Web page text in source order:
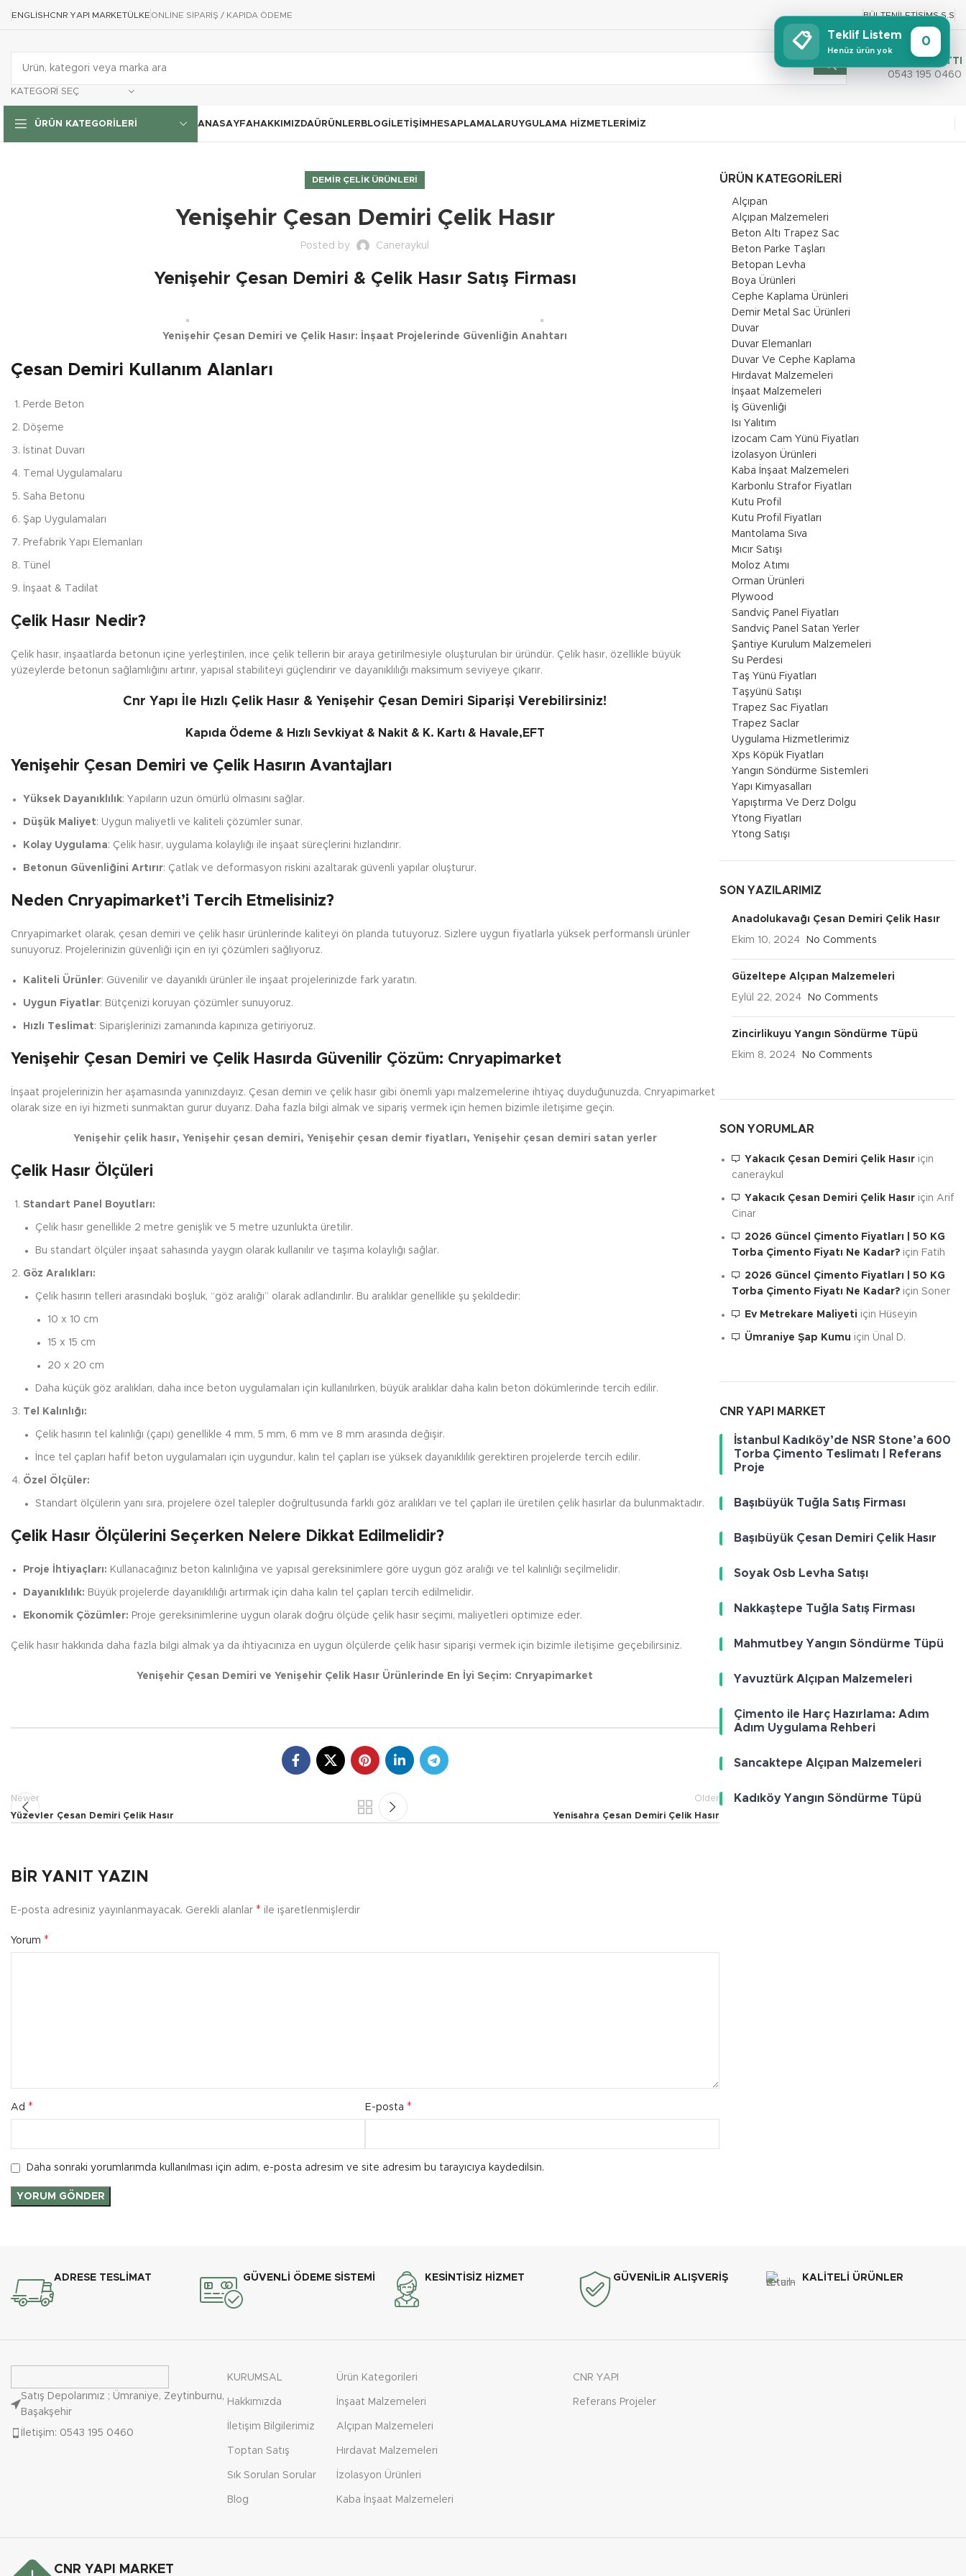
ENGLISHCNR YAPI MARKETÜLKE ONLİNE SİPARİŞ / KAPIDA ÖDEME BÜLTENİLETIŞIMS.S.S
KATEGORI SEÇ
SİPARİŞ HATTI
0543 195 0460
ÜRÜN KATEGORILERI ANASAYFA HAKKIMIZDAÜRÜNLER BLOG İLETIŞIM HESAPLAMALARUYGULAMA HIZMETLERIMIZ
DEMIR ÇELIK ÜRÜNLERI
Yenişehir Çesan Demiri Çelik Hasır
Posted by Caneraykul
Yenişehir Çesan Demiri & Çelik Hasır Satış Firması
Yenişehir Çesan Demiri ve Çelik Hasır: İnşaat Projelerinde Güvenliğin Anahtarı
Çesan Demiri Kullanım Alanları
Perde Beton
Döşeme
İstinat Duvarı
Temal Uygulamalaru
Saha Betonu
Şap Uygulamaları
Prefabrik Yapı Elemanları
Tünel
İnşaat & Tadilat
Çelik Hasır Nedir?
Çelik hasır, inşaatlarda betonun içine yerleştirilen, ince çelik tellerin bir araya getirilmesiyle oluşturulan bir üründür. Çelik hasır, özellikle büyük
yüzeylerde betonun sağlamlığını artırır, yapısal stabiliteyi güçlendirir ve dayanıklılığı maksimum seviyeye çıkarır.
Cnr Yapı İle Hızlı Çelik Hasır & Yenişehir Çesan Demiri Siparişi Verebilirsiniz!
Kapıda Ödeme & Hızlı Sevkiyat & Nakit & K. Kartı & Havale,EFT
Yenişehir Çesan Demiri ve Çelik Hasırın Avantajları
Yüksek Dayanıklılık: Yapıların uzun ömürlü olmasını sağlar.
Düşük Maliyet: Uygun maliyetli ve kaliteli çözümler sunar.
Kolay Uygulama: Çelik hasır, uygulama kolaylığı ile inşaat süreçlerini hızlandırır.
Betonun Güvenliğini Artırır: Çatlak ve deformasyon riskini azaltarak güvenli yapılar oluşturur.
Neden Cnryapimarket’i Tercih Etmelisiniz?
Cnryapimarket olarak, çesan demiri ve çelik hasır ürünlerinde kaliteyi ön planda tutuyoruz. Sizlere uygun fiyatlarla yüksek performanslı ürünler
sunuyoruz. Projelerinizin güvenliği için en iyi çözümleri sağlıyoruz.
Kaliteli Ürünler: Güvenilir ve dayanıklı ürünler ile inşaat projelerinizde fark yaratın.
Uygun Fiyatlar: Bütçenizi koruyan çözümler sunuyoruz.
Hızlı Teslimat: Siparişlerinizi zamanında kapınıza getiriyoruz.
Yenişehir Çesan Demiri ve Çelik Hasırda Güvenilir Çözüm: Cnryapimarket
İnşaat projelerinizin her aşamasında yanınızdayız. Çesan demiri ve çelik hasır gibi önemli yapı malzemelerine ihtiyaç duyduğunuzda, Cnryapimarket
olarak size en iyi hizmeti sunmaktan gurur duyarız. Daha fazla bilgi almak ve sipariş vermek için hemen bizimle iletişime geçin.
Yenişehir çelik hasır, Yenişehir çesan demiri, Yenişehir çesan demir fiyatları, Yenişehir çesan demiri satan yerler
Çelik Hasır Ölçüleri
Standart Panel Boyutları:
Çelik hasır genellikle 2 metre genişlik ve 5 metre uzunlukta üretilir.
Bu standart ölçüler inşaat sahasında yaygın olarak kullanılır ve taşıma kolaylığı sağlar.
Göz Aralıkları:
Çelik hasırın telleri arasındaki boşluk, “göz aralığı” olarak adlandırılır. Bu aralıklar genellikle şu şekildedir:
10 x 10 cm
15 x 15 cm
20 x 20 cm
Daha küçük göz aralıkları, daha ince beton uygulamaları için kullanılırken, büyük aralıklar daha kalın beton dökümlerinde tercih edilir.
Tel Kalınlığı:
Çelik hasırın tel kalınlığı (çapı) genellikle 4 mm, 5 mm, 6 mm ve 8 mm arasında değişir.
İnce tel çapları hafif beton uygulamaları için uygundur, kalın tel çapları ise yüksek dayanıklılık gerektiren projelerde tercih edilir.
Özel Ölçüler:
Standart ölçülerin yanı sıra, projelere özel talepler doğrultusunda farklı göz aralıkları ve tel çapları ile üretilen çelik hasırlar da bulunmaktadır.
Çelik Hasır Ölçülerini Seçerken Nelere Dikkat Edilmelidir?
Proje İhtiyaçları: Kullanacağınız beton kalınlığına ve yapısal gereksinimlere göre uygun göz aralığı ve tel kalınlığı seçilmelidir.
Dayanıklılık: Büyük projelerde dayanıklılığı artırmak için daha kalın tel çapları tercih edilmelidir.
Ekonomik Çözümler: Proje gereksinimlerine uygun olarak doğru ölçüde çelik hasır seçimi, maliyetleri optimize eder.
Çelik hasır hakkında daha fazla bilgi almak ya da ihtiyacınıza en uygun ölçülerde çelik hasır siparişi vermek için bizimle iletişime geçebilirsiniz.
Yenişehir Çesan Demiri ve Yenişehir Çelik Hasır Ürünlerinde En İyi Seçim: Cnryapimarket
Newer
Yüzevler Çesan Demiri Çelik Hasır
Older
Yenisahra Çesan Demiri Çelik Hasır
BIR YANIT YAZIN
E-posta adresiniz yayınlanmayacak. Gerekli alanlar * ile işaretlenmişlerdir
Yorum *
Ad * E-posta *
Daha sonraki yorumlarımda kullanılması için adım, e-posta adresim ve site adresim bu tarayıcıya kaydedilsin.
ÜRÜN KATEGORILERI
Alçıpan
Alçıpan Malzemeleri
Beton Altı Trapez Sac
Beton Parke Taşları
Betopan Levha
Boya Ürünleri
Cephe Kaplama Ürünleri
Demir Metal Sac Ürünleri
Duvar
Duvar Elemanları
Duvar Ve Cephe Kaplama
Hırdavat Malzemeleri
İnşaat Malzemeleri
İş Güvenliği
Isı Yalıtım
İzocam Cam Yünü Fiyatları
İzolasyon Ürünleri
Kaba İnşaat Malzemeleri
Karbonlu Strafor Fiyatları
Kutu Profil
Kutu Profil Fiyatları
Mantolama Sıva
Mıcır Satışı
Moloz Atımı
Orman Ürünleri
Plywood
Sandviç Panel Fiyatları
Sandviç Panel Satan Yerler
Şantiye Kurulum Malzemeleri
Su Perdesi
Taş Yünü Fiyatları
Taşyünü Satışı
Trapez Sac Fiyatları
Trapez Saclar
Uygulama Hizmetlerimiz
Xps Köpük Fiyatları
Yangın Söndürme Sistemleri
Yapı Kimyasalları
Yapıştırma Ve Derz Dolgu
Ytong Fiyatları
Ytong Satışı
SON YAZILARIMIZ
Anadolukavağı Çesan Demiri Çelik Hasır
Ekim 10, 2024 No Comments
Güzeltepe Alçıpan Malzemeleri
Eylül 22, 2024 No Comments
Zincirlikuyu Yangın Söndürme Tüpü
Ekim 8, 2024 No Comments
SON YORUMLAR
Yakacık Çesan Demiri Çelik Hasıriçin
caneraykul
Yakacık Çesan Demiri Çelik Hasıriçin Arif
Cinar
2026 Güncel Çimento Fiyatları | 50 KG
Torba Çimento Fiyatı Ne Kadar?için Fatih
2026 Güncel Çimento Fiyatları | 50 KG
Torba Çimento Fiyatı Ne Kadar?için Soner
Ev Metrekare Maliyeti için Hüseyin
Ümraniye Şap Kumu için Ünal D.
CNR YAPI MARKET
İstanbul Kadıköy’de NSR Stone’a 600
Torba Çimento Teslimatı | Referans
Proje
Başıbüyük Tuğla Satış Firması
Başıbüyük Çesan Demiri Çelik Hasır
Soyak Osb Levha Satışı
Nakkaştepe Tuğla Satış Firması
Mahmutbey Yangın Söndürme Tüpü
Yavuztürk Alçıpan Malzemeleri
Çimento ile Harç Hazırlama: Adım
Adım Uygulama Rehberi
Sancaktepe Alçıpan Malzemeleri
Kadıköy Yangın Söndürme Tüpü
ADRESE TESLİMAT GÜVENLİ ÖDEME SİSTEMİ KESİNTİSİZ HİZMET GÜVENİLİR ALIŞVERİŞ KALİTELİ ÜRÜNLER
Satış Depolarımız ; Ümraniye, Zeytinburnu,
Başakşehir
İletişim: 0543 195 0460
KURUMSAL
Hakkımızda
İletişim Bilgilerimiz
Toptan Satış
Sık Sorulan Sorular
Blog
Ürün Kategorileri
İnşaat Malzemeleri
Alçıpan Malzemeleri
Hırdavat Malzemeleri
İzolasyon Ürünleri
Kaba İnşaat Malzemeleri
CNR YAPI
Referans Projeler
CNR YAPI MARKET
📋 Teklif Listem
Henüz ürün yok
0